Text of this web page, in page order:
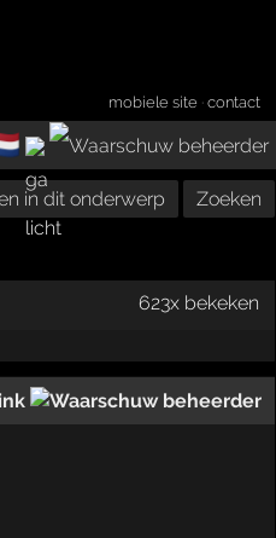
mobiele site ·contact
in dit onderwerp Zoeken
623x bekeken